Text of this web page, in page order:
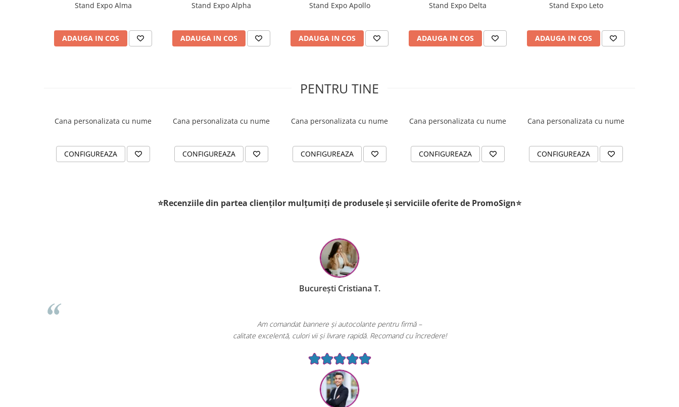
Stand Expo Alma
ADAUGA IN COS
Stand Expo Alpha
ADAUGA IN COS
Stand Expo Apollo
ADAUGA IN COS
Stand Expo Delta
ADAUGA IN COS
Stand Expo Leto
ADAUGA IN COS
PENTRU TINE
Cana personalizata cu nume
CONFIGUREAZA
Cana personalizata cu nume
CONFIGUREAZA
Cana personalizata cu nume
CONFIGUREAZA
Cana personalizata cu nume
CONFIGUREAZA
Cana personalizata cu nume
CONFIGUREAZA
⭐Recenziile din partea clienților mulțumiți de produsele și serviciile oferite de PromoSign⭐
București Cristiana T.
Am comandat bannere și autocolante pentru firmă –
calitate excelentă, culori vii și livrare rapidă. Recomand cu încredere!